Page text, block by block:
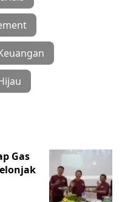
Gas